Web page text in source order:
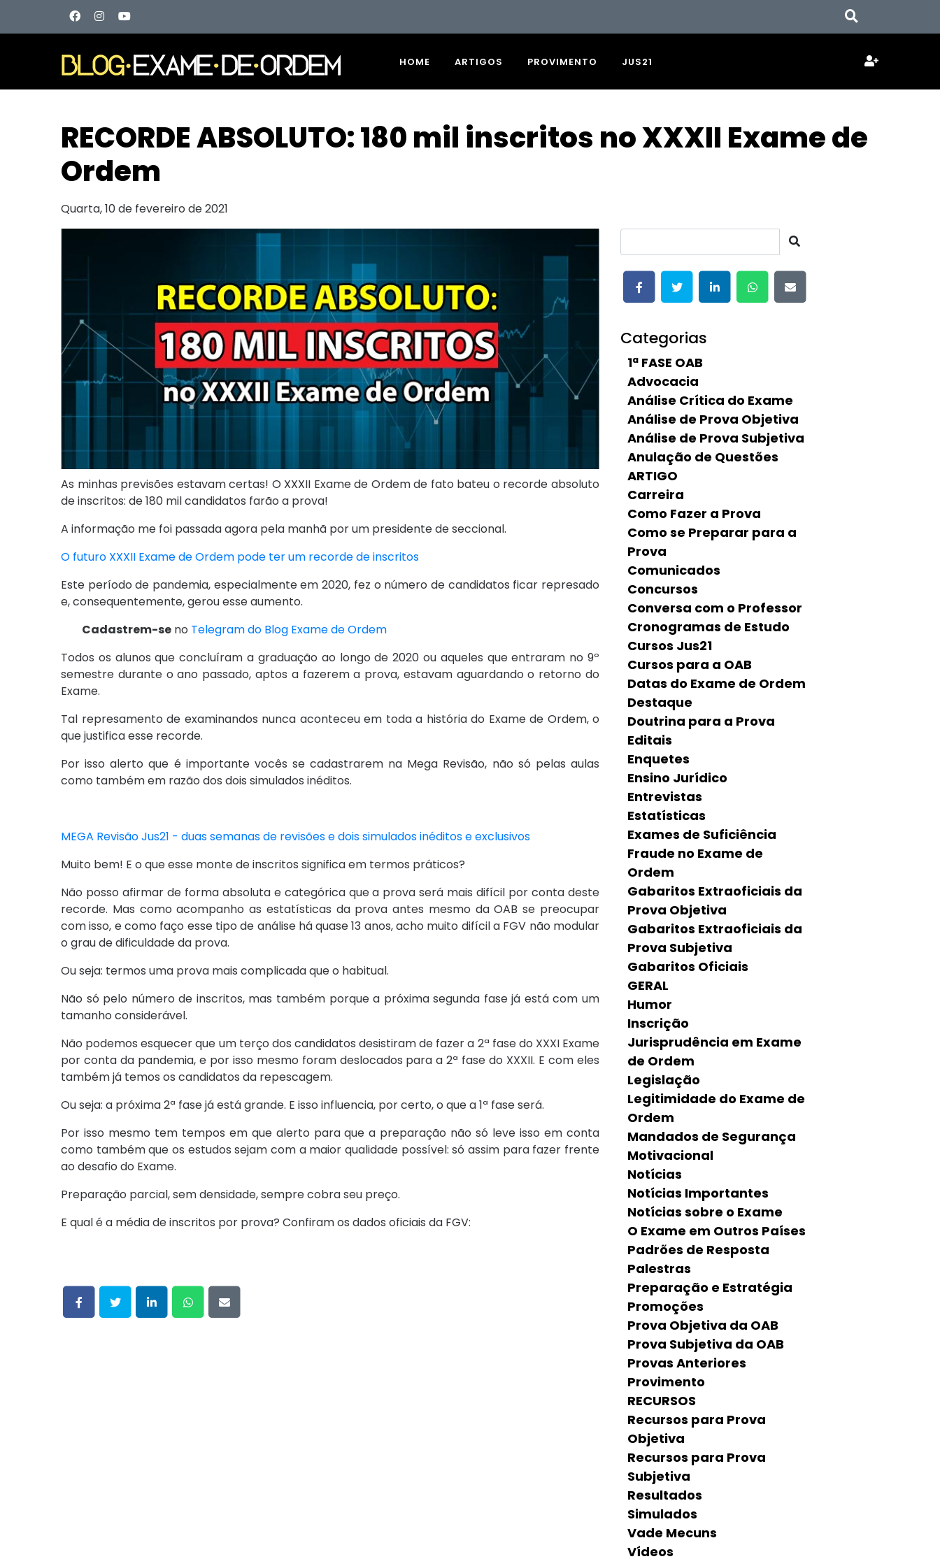
HOME ARTIGOS PROVIMENTO JUS21
RECORDE ABSOLUTO: 180 mil inscritos no XXXII Exame de
Ordem
Quarta, 10 de fevereiro de 2021
As minhas previsões estavam certas! O XXXII Exame de Ordem de fato bateu o recorde absoluto
de inscritos: de 180 mil candidatos farão a prova!
A informação me foi passada agora pela manhã por um presidente de seccional.
O futuro XXXII Exame de Ordem pode ter um recorde de inscritos
Este período de pandemia, especialmente em 2020, fez o número de candidatos ficar represado
e, consequentemente, gerou esse aumento.
Cadastrem-se no Telegram do Blog Exame de Ordem
Todos os alunos que concluíram a graduação ao longo de 2020 ou aqueles que entraram no 9º
semestre durante o ano passado, aptos a fazerem a prova, estavam aguardando o retorno do
Exame.
Tal represamento de examinandos nunca aconteceu em toda a história do Exame de Ordem, o
que justifica esse recorde.
Por isso alerto que é importante vocês se cadastrarem na Mega Revisão, não só pelas aulas
como também em razão dos dois simulados inéditos.
MEGA Revisão Jus21 - duas semanas de revisões e dois simulados inéditos e exclusivos
Muito bem! E o que esse monte de inscritos significa em termos práticos?
Não posso afirmar de forma absoluta e categórica que a prova será mais difícil por conta deste
recorde. Mas como acompanho as estatísticas da prova antes mesmo da OAB se preocupar
com isso, e como faço esse tipo de análise há quase 13 anos, acho muito difícil a FGV não modular
o grau de dificuldade da prova.
Ou seja: termos uma prova mais complicada que o habitual.
Não só pelo número de inscritos, mas também porque a próxima segunda fase já está com um
tamanho considerável.
Não podemos esquecer que um terço dos candidatos desistiram de fazer a 2ª fase do XXXI Exame
por conta da pandemia, e por isso mesmo foram deslocados para a 2ª fase do XXXII. E com eles
também já temos os candidatos da repescagem.
Ou seja: a próxima 2ª fase já está grande. E isso influencia, por certo, o que a 1ª fase será.
Por isso mesmo tem tempos em que alerto para que a preparação não só leve isso em conta
como também que os estudos sejam com a maior qualidade possível: só assim para fazer frente
ao desafio do Exame.
Preparação parcial, sem densidade, sempre cobra seu preço.
E qual é a média de inscritos por prova? Confiram os dados oficiais da FGV:
Categorias
1ª FASE OAB
Advocacia
Análise Crítica do Exame
Análise de Prova Objetiva
Análise de Prova Subjetiva
Anulação de Questões
ARTIGO
Carreira
Como Fazer a Prova
Como se Preparar para a
Prova
Comunicados
Concursos
Conversa com o Professor
Cronogramas de Estudo
Cursos Jus21
Cursos para a OAB
Datas do Exame de Ordem
Destaque
Doutrina para a Prova
Editais
Enquetes
Ensino Jurídico
Entrevistas
Estatísticas
Exames de Suficiência
Fraude no Exame de
Ordem
Gabaritos Extraoficiais da
Prova Objetiva
Gabaritos Extraoficiais da
Prova Subjetiva
Gabaritos Oficiais
GERAL
Humor
Inscrição
Jurisprudência em Exame
de Ordem
Legislação
Legitimidade do Exame de
Ordem
Mandados de Segurança
Motivacional
Notícias
Notícias Importantes
Notícias sobre o Exame
O Exame em Outros Países
Padrões de Resposta
Palestras
Preparação e Estratégia
Promoções
Prova Objetiva da OAB
Prova Subjetiva da OAB
Provas Anteriores
Provimento
RECURSOS
Recursos para Prova
Objetiva
Recursos para Prova
Subjetiva
Resultados
Simulados
Vade Mecuns
Vídeos